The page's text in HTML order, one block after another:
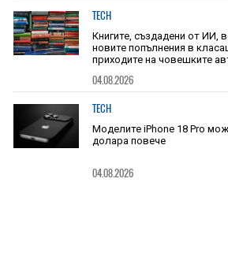
TECH
Книгите, създадени от ИИ,
новите попълнения в
приходите на човешките
04.08.2026
TECH
Моделите iPhone 18 Pro
долара повече
04.08.2026